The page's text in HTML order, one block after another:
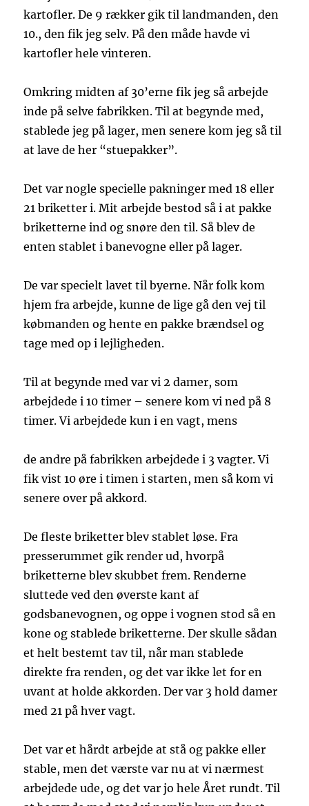
kartofler. De 9 rækker gik til landmanden, den
10., den fik jeg selv. På den måde havde vi
kartofler hele vinteren.
Omkring midten af 30’erne fik jeg så arbejde
inde på selve fabrikken. Til at begynde med,
stablede jeg på lager, men senere kom jeg så til
at lave de her “stuepakker”.
Det var nogle specielle pakninger med 18 eller
21 briketter i. Mit arbejde bestod så i at pakke
briketterne ind og snøre den til. Så blev de
enten stablet i banevogne eller på lager.
De var specielt lavet til byerne. Når folk kom
hjem fra arbejde, kunne de lige gå den vej til
købmanden og hente en pakke brændsel og
tage med op i lejligheden.
Til at begynde med var vi 2 damer, som
arbejdede i 10 timer – senere kom vi ned på 8
timer. Vi arbejdede kun i en vagt, mens
de andre på fabrikken arbejdede i 3 vagter. Vi
fik vist 10 øre i timen i starten, men så kom vi
senere over på akkord.
De fleste briketter blev stablet løse. Fra
presserummet gik render ud, hvorpå
briketterne blev skubbet frem. Renderne
sluttede ved den øverste kant af
godsbanevognen, og oppe i vognen stod så en
kone og stablede briketterne. Der skulle sådan
et helt bestemt tav til, når man stablede
direkte fra renden, og det var ikke let for en
uvant at holde akkorden. Der var 3 hold damer
med 21 på hver vagt.
Det var et hårdt arbejde at stå og pakke eller
stable, men det værste var nu at vi nærmest
arbejdede ude, og det var jo hele Året rundt. Til